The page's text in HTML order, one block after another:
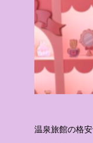
温泉旅館の格